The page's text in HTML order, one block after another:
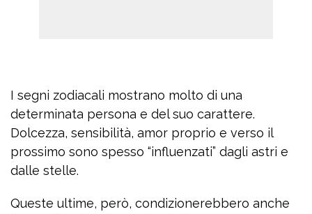
I segni zodiacali mostrano molto di una
determinata persona e del suo carattere.
Dolcezza, sensibilità, amor proprio e verso il
prossimo sono spesso “influenzati” dagli astri e
dalle stelle.
Queste ultime, però, condizionerebbero anche